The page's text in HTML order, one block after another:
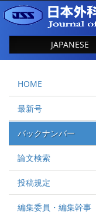
JAPANESE
HOME
最新号
バックナンバー
論文検索
投稿規定
編集委員・編集幹事